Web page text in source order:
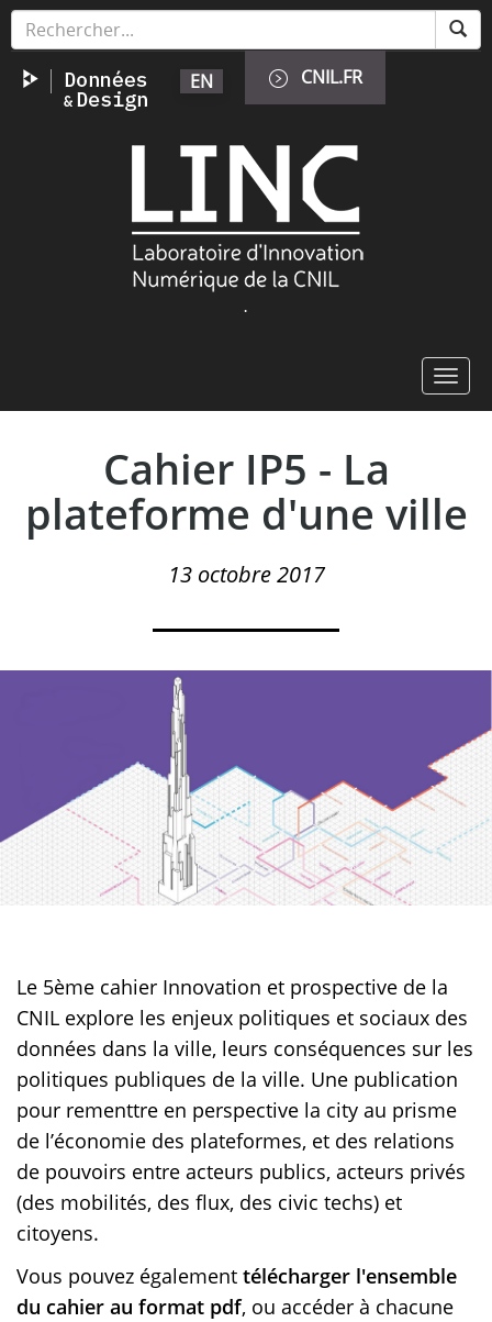
Aller
principal
EN CNIL.FR
.
Cahier IP5 - La
plateforme d'une ville
13 octobre 2017
Le 5ème cahier Innovation et prospective de la
CNIL explore les enjeux politiques et sociaux des
données dans la ville, leurs conséquences sur les
politiques publiques de la ville. Une publication
pour rementtre en perspective la city au prisme
de l’économie des plateformes, et des relations
de pouvoirs entre acteurs publics, acteurs privés
(des mobilités, des flux, des civic techs) et
citoyens.
Vous pouvez également télécharger l'ensemble
du cahier au format pdf, ou accéder à chacune
Panneau de gestion des cookies